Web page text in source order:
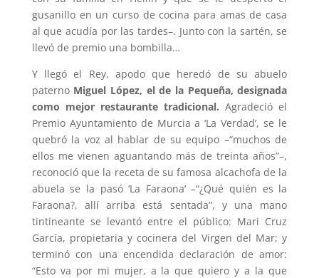
gusanillo en un curso de cocina para amas de casa
al que acudía por las tardes–. Junto con la sartén, se
llevó de premio una bombilla…
Y llegó el Rey, apodo que heredó de su abuelo
paterno Miguel López, el de la Pequeña, designada
como mejor restaurante tradicional. Agradeció el
Premio Ayuntamiento de Murcia a ‘La Verdad’, se le
quebró la voz al hablar de su equipo –“muchos de
ellos me vienen aguantando más de treinta años”–,
reconoció que la receta de su famosa alcachofa de la
abuela se la pasó ‘La Faraona’ –“¿Qué quién es la
Faraona?, allí arriba está sentada”, y una mano
tintineante se levantó entre el público: Mari Cruz
García, propietaria y cocinera del Virgen del Mar; y
terminó con una encendida declaración de amor:
“Esto va por mi mujer, a la que quiero y a la que